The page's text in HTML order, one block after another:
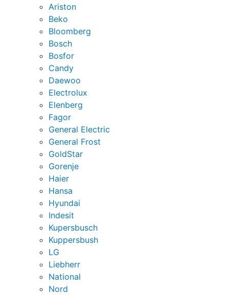
Ariston
Beko
Bloomberg
Bosch
Bosfor
Candy
Daewoo
Electrolux
Elenberg
Fagor
General Electric
General Frost
GoldStar
Gorenje
Haier
Hansa
Hyundai
Indesit
Kupersbusch
Kuppersbush
LG
Liebherr
National
Nord